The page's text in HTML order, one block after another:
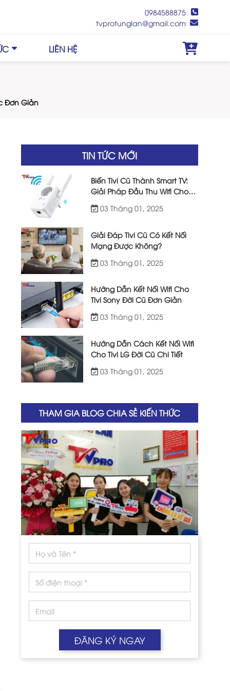
0984588875
tvprotunglan@gmail.com
LIÊN HỆ
Đơn Giản
TIN TỨC MỚI
Biến Tivi Cũ Thành Smart TV:
Giải Pháp Đầu Thu Wifi Cho
Tivi Đời Cũ Hiệu Quả
03 Tháng 01, 2025
Giải Đáp Tivi Cũ Có Kết Nối
Mạng Được Không?
03 Tháng 01, 2025
Hướng Dẫn Kết Nối Wifi Cho
Tivi Sony Đời Cũ Đơn Giản
03 Tháng 01, 2025
Hướng Dẫn Cách Kết Nối Wifi
Cho Tivi LG Đời Cũ Chi Tiết
03 Tháng 01, 2025
THAM GIA BLOG CHIA SẺ KIẾN THỨC
ĐĂNG KÝ NGAY